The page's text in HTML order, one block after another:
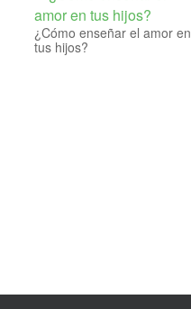
¿Cómo enseñar el amor en
tus hijos?